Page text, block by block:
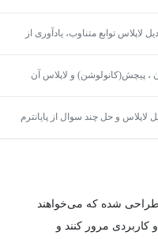
توابع متناوب، یادآوری از
، پیچش(کانولوشن) و لاپلاس آن
و حل چند سوال از پایانترم
طراحی شده که می‌خواهند
مرور کنند و